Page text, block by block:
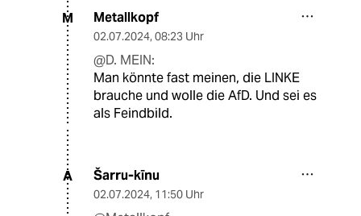
M Metallkopf
02.07.2024, 08:23 Uhr
@D. MEIN:
Man könnte fast meinen, die LINKE
brauche und wolle die AfD. Und sei es
als Feindbild.
A Šarru-kīnu
02.07.2024, 11:50 Uhr